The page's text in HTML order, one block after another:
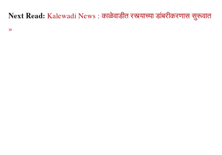
Next Read: Kalewadi News : काळेवाडीत रस्त्याच्या डांबरीकरणास सुरूवात
»